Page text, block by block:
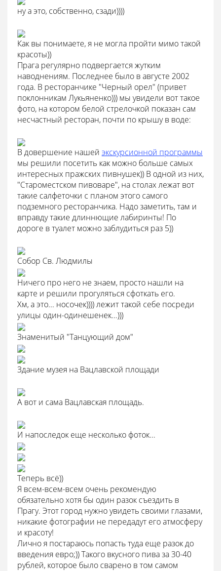
ну а это, собственно, сзади))))
Как вы понимаете, я не могла пройти мимо такой
красоты))
Прага регулярно подвергается жутким
наводнениям. Последнее было в августе 2002
года. В ресторанчике "Черный орел" (привет
поклонникам Лукьяненко))) мы увидели вот такое
фото, на котором белой стрелочкой показан сам
несчастный ресторан, почти по крышу в воде:
В довершение нашей экскурсионной программы
мы решили посетить как можно больше самых
интересных пражских пивнушек)) В одной из них,
"Староместском пивоваре", на столах лежат вот
такие салфеточки с планом этого самого
подземного ресторанчика. Надо заметить, там и
вправду такие длиннющие лабиринты! По
дороге в туалет можно заблудиться раз 5))
Собор Св. Людмилы
Ничего про него не знаем, просто нашли на
карте и решили прогуляться сфоткать его.
Хм, а это... носочек)))) лежит такой себе посреди
улицы один-одинешенек...)))
Знаменитый "Танцующий дом"
Здание музея на Вацлавской площади
А вот и сама Вацлавская площадь.
И напоследок еще несколько фоток...
Теперь всё))
Я всем-всем-всем очень рекомендую
обязательно хотя бы один разок съездить в
Прагу. Этот город нужно увидеть своими глазами,
никакие фотографии не передадут его атмосферу
и красоту!
Лично я постараюсь попасть туда еще разок до
введения евро;)) Такого вкусного пива за 30-40
рублей, которое было сварено в том самом